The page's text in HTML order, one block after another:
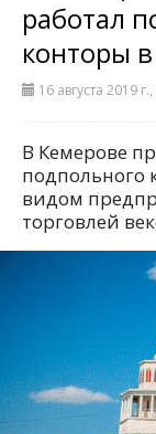
работал
конторы
16 августа 2019
В Кемерове
подпольного
видом
торговлей